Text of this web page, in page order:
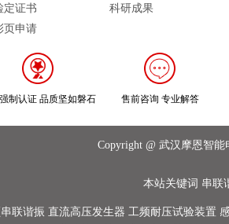
定证书
页申请
科研成果
制认证 品质坚如磐石 售前咨询 专业解答
Copyright @ 武汉摩恩智
本站关键词 串联
联谐振 直流高压发生器 工频耐压试验装置